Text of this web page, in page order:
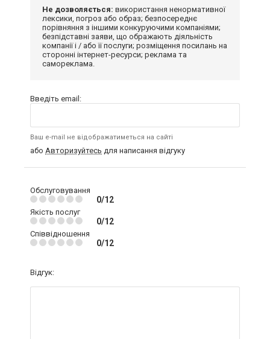
Не дозволяється: використання ненормативної
лексики, погроз або образ; безпосереднє
порівняння з іншими конкуруючими компаніями;
безпідставні заяви, що ображають діяльність
компанії і / або її послуги; розміщення посилань на
сторонні інтернет-ресурси; реклама та
самореклама.
Введіть email:
Ваш e-mail не відображатиметься на сайті
або Авторизуйтесь для написання відгуку
Обслуговування
0/12
Якість послуг
0/12
Співвідношення
0/12
Відгук: